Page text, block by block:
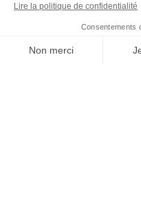
Lire la politique de confidentialité
Consentements
Non merci
Media
À propos d’Advens